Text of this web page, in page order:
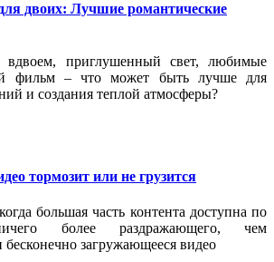
двоих: Лучшие романтические
приглушенный свет, любимые
фильм – что может быть лучше для
и создания теплой атмосферы?
тормозит или не грузится
большая часть контента доступна по
более раздражающего, чем
загружающееся видео